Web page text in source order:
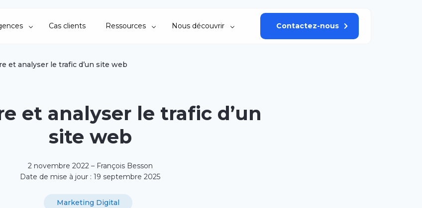
Cas clients Ressources Nous découvrir Contactez-nous
et analyser le trafic d’un site web
et analyser le trafic d’un
site web
2 novembre 2022 – François Besson
Date de mise à jour : 19 septembre 2025
Marketing Digital